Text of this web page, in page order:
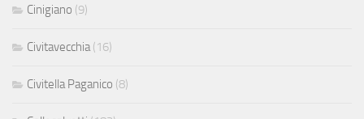
Cinigiano (9)
Civitavecchia (16)
Civitella Paganico (8)